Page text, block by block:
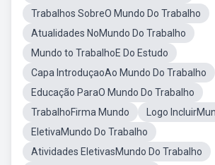
Trabalhos SobreO Mundo Do Trabalho
Atualidades NoMundo Do Trabalho
Mundo to TrabalhoE Do Estudo
Capa IntroduçaoAo Mundo Do Trabalho
Educação ParaO Mundo Do Trabalho
TrabalhoFirma Mundo
Logo
EletivaMundo Do Trabalho
Atividades EletivasMundo Do Trabalho